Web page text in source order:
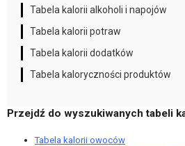
Tabela kalorii alkoholi i napojów
Tabela kalorii potraw
Tabela kalorii dodatków
Tabela kaloryczności produktów
Przejdź do wyszukiwanych tabeli
Tabela kalorii owoców